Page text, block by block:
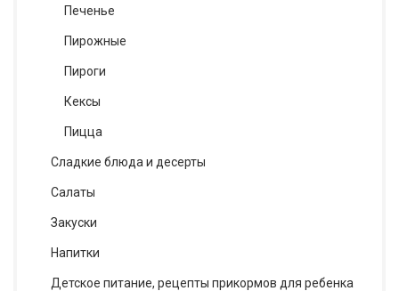
Печенье
Пирожные
Пироги
Кексы
Пицца
Сладкие блюда и десерты
Салаты
Закуски
Напитки
Детское питание, рецепты прикормов для ребенка